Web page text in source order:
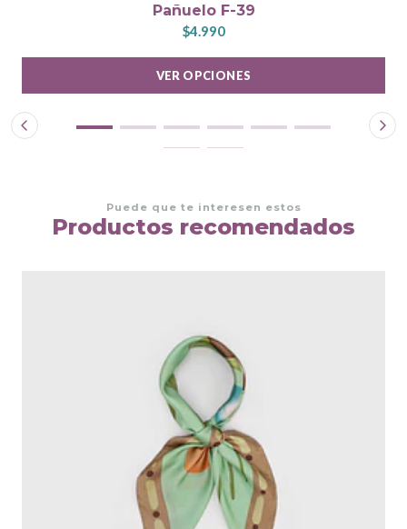
Pañuelo F-39
$4.990
VER OPCIONES
Puede que te interesen estos
Productos recomendados